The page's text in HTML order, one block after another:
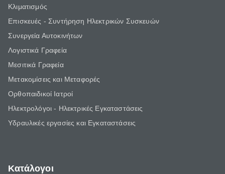
Κλιματισμός
Επισκευές - Συντήρηση Ηλεκτρικών Συσκευών
Συνεργεία Αυτοκινήτων
Λογιστικά Γραφεία
Μεσιτικά Γραφεία
Μετακομίσεις και Μεταφορές
Ορθοπαιδικοί Ιατροί
Ηλεκτρολόγοι - Ηλεκτρικές Εγκαταστάσεις
Υδραυλικές εργασίες και Εγκαταστάσεις
Κατάλογοι